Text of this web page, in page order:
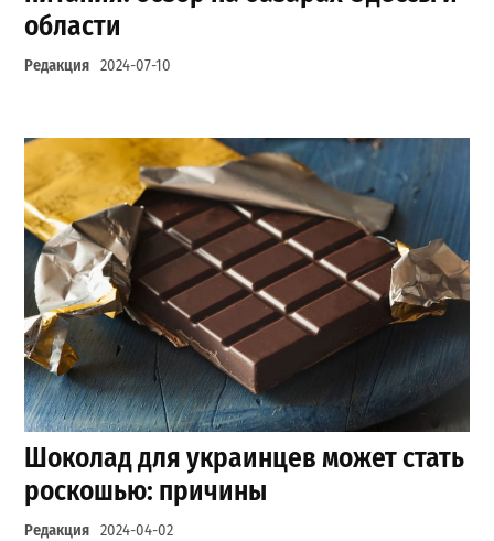
области
Редакция 2024-07-10
Шоколад для украинцев может стать
роскошью: причины
Редакция 2024-04-02